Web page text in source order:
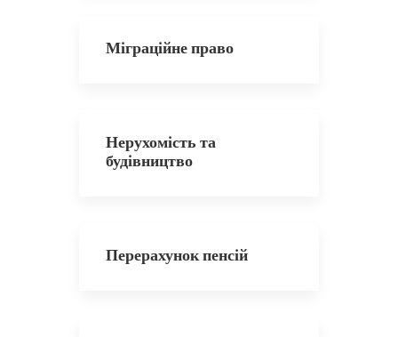
Міграційне право
Нерухомість та
будівництво
Перерахунок пенсій